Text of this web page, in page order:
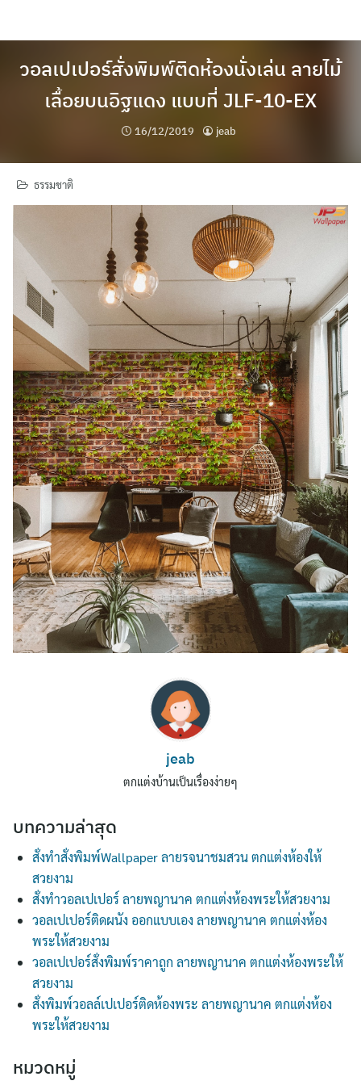
Search
วอลเปเปอร์สั่งพิมพ์ติดห้องนั่งเล่น ลายไม้
เลื้อยบนอิฐแดง แบบที่ JLF-10-EX
16/12/2019 jeab
ธรรมชาติ
jeab
ตกแต่งบ้านเป็นเรื่องง่ายๆ
บทความล่าสุด
สั่งทำสั่งพิมพ์Wallpaper ลายรจนาชมสวน ตกแต่งห้องให้
สวยงาม
สั่งทำวอลเปเปอร์ ลายพญานาค ตกแต่งห้องพระให้สวยงาม
วอลเปเปอร์ติดผนัง ออกแบบเอง ลายพญานาค ตกแต่งห้อง
พระให้สวยงาม
วอลเปเปอร์สั่งพิมพ์ราคาถูก ลายพญานาค ตกแต่งห้องพระให้
สวยงาม
สั่งพิมพ์วอลล์เปเปอร์ติดห้องพระ ลายพญานาค ตกแต่งห้อง
พระให้สวยงาม
หมวดหมู่